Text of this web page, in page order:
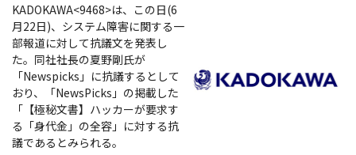
KADOKAWA<9468>は、この日(6
月22日)、システム障害に関する一
部報道に対して抗議文を発表し
た。同社社長の夏野剛氏が
「Newspicks」に抗議するとして
おり、「NewsPicks」の掲載した
「【極秘文書】ハッカーが要求す
る「身代金」の全容」に対する抗
議であるとみられる。